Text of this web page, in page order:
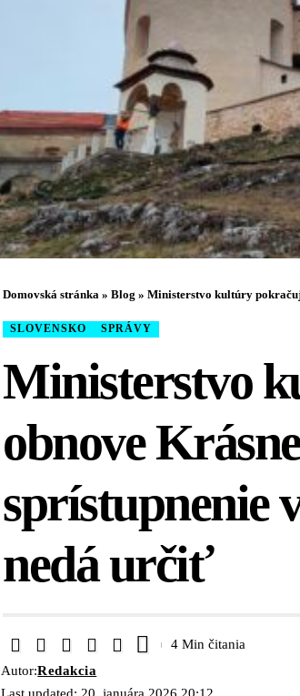
Domovská stránka » Blog » Ministerstvo kultúry
SLOVENSKO SPRÁVY
Ministerstvo
obnove
sprístupnenie
nedá určiť
Autor:Redakcia
4 Min čitania